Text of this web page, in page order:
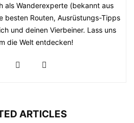
als Wanderexperte (bekannt aus
besten Routen, Ausrüstungs-Tipps
und deinen Vierbeiner. Lass uns
die Welt entdecken!
ARTICLES